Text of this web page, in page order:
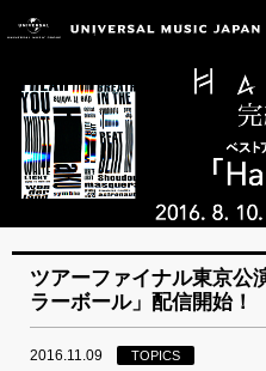
ツアーファイナル東京公
ラーボール」配信開始！
2016.11.09 TOPICS